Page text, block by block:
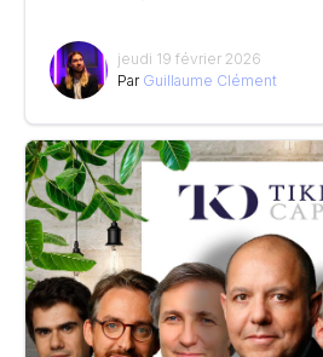
jeudi 19 février 2026
Par Guillaume Clément